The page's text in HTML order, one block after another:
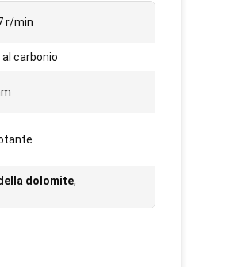
r/min
carbonio
dolomite,